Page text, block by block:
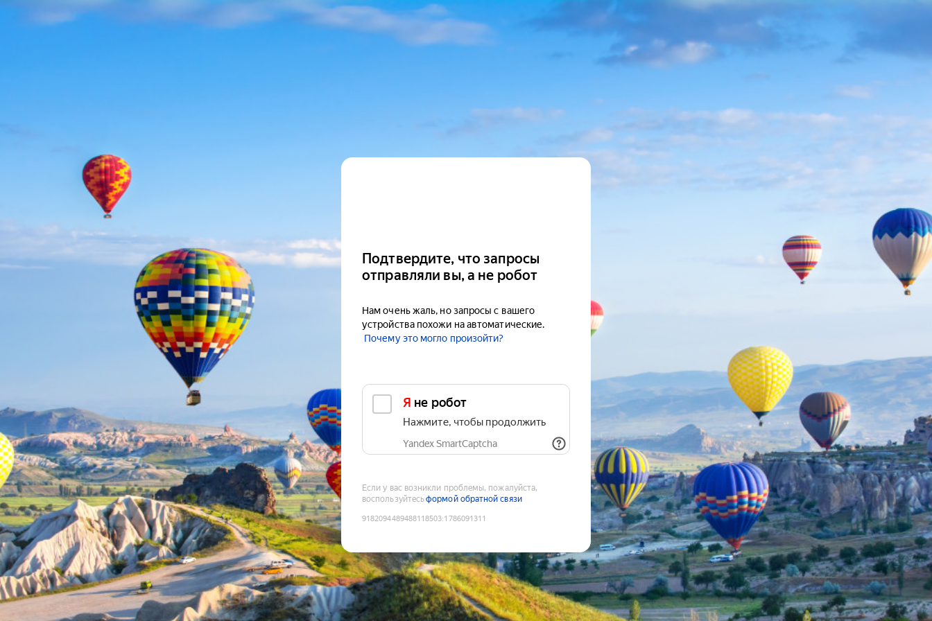
Подтвердите, что запросы
отправляли вы, а не робот
Нам очень жаль, но запросы с вашего
устройства похожи на автоматические.
Почему это могло произойти?
Я не робот
Нажмите, чтобы продолжить
Yandex SmartCaptcha
Если у вас возникли проблемы, пожалуйста,
воспользуйтесьформой обратной связи
9182094489488118503:1786091311